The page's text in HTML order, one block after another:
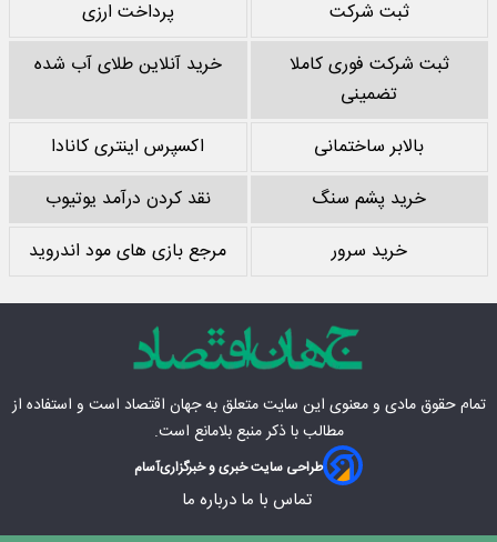
ثبت شرکت
پرداخت ارزی
ثبت شرکت فوری کاملا
تضمینی
خرید آنلاین طلای آب شده
بالابر ساختمانی
اکسپرس اینتری کانادا
خرید پشم سنگ
نقد کردن درآمد یوتیوب
خرید سرور
مرجع بازی های مود اندروید
تمام حقوق مادی‌ و معنوی این سایت متعلق بهجهان اقتصاد است و استفاده از
مطالب با ذکر منبع بلامانع است.
طراحی سایت خبری و خبرگزاریآسام
تماس با ما درباره ما